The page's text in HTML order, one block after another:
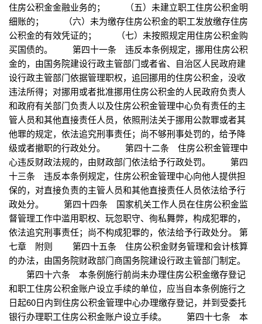
住房公积金金融业务的； （五）未建立职工住房公积金明
细账的； （六）未为缴存住房公积金的职工发放缴存住房
公积金的有效凭证的； （七）未按照规定用住房公积金购
买国债的。 第四十一条 违反本条例规定，挪用住房公积
金的，由国务院建设行政主管部门或者省、自治区人民政府建
设行政主管部门依据管理职权，追回挪用的住房公积金，没收
违法所得；对挪用或者批准挪用住房公积金的人民政府负责人
和政府有关部门负责人以及住房公积金管理中心负有责任的主
管人员和其他直接责任人员，依照刑法关于挪用公款罪或者其
他罪的规定，依法追究刑事责任；尚不够刑事处罚的，给予降
级或者撤职的行政处分。 第四十二条 住房公积金管理中
心违反财政法规的，由财政部门依法给予行政处罚。 第四
十三条 违反本条例规定，住房公积金管理中心向他人提供担
保的，对直接负责的主管人员和其他直接责任人员依法给予行
政处分。 第四十四条 国家机关工作人员在住房公积金监
督管理工作中滥用职权、玩忽职守、徇私舞弊，构成犯罪的，
依法追究刑事责任；尚不构成犯罪的，依法给予行政处分。 第
七章 附则 第四十五条 住房公积金财务管理和会计核算
的办法，由国务院财政部门商国务院建设行政主管部门制定。
第四十六条 本条例施行前尚未办理住房公积金缴存登记
和职工住房公积金账户设立手续的单位，应当自本条例施行之
日起60日内到住房公积金管理中心办理缴存登记，并到受委托
银行办理职工住房公积金账户设立手续。 第四十七条 本